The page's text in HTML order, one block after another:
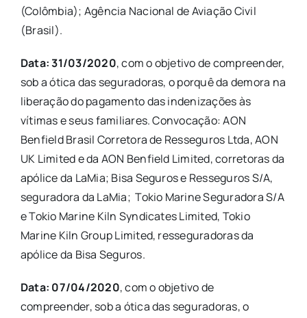
(Colômbia); Agência Nacional de Aviação Civil
(Brasil).
Data: 31/03/2020, com o objetivo de compreender,
sob a ótica das seguradoras, o porquê da demora na
liberação do pagamento das indenizações às
vítimas e seus familiares. Convocação: AON
Benfield Brasil Corretora de Resseguros Ltda, AON
UK Limited e da AON Benfield Limited, corretoras da
apólice da LaMia; Bisa Seguros e Resseguros S/A,
seguradora da LaMia; Tokio Marine Seguradora S/A
e Tokio Marine Kiln Syndicates Limited, Tokio
Marine Kiln Group Limited, resseguradoras da
apólice da Bisa Seguros.
Data: 07/04/2020, com o objetivo de
compreender, sob a ótica das seguradoras, o